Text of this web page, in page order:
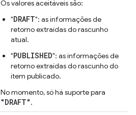
Os valores aceitáveis são:
"DRAFT": as informações de
retorno extraídas do rascunho
atual.
"PUBLISHED": as informações de
retorno extraídas do rascunho do
item publicado.
No momento, só há suporte para
"DRAFT".